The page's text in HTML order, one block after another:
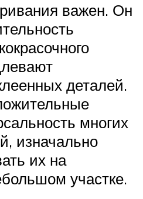
важен. Он
деталей.
многих
изначально
их на
участке.